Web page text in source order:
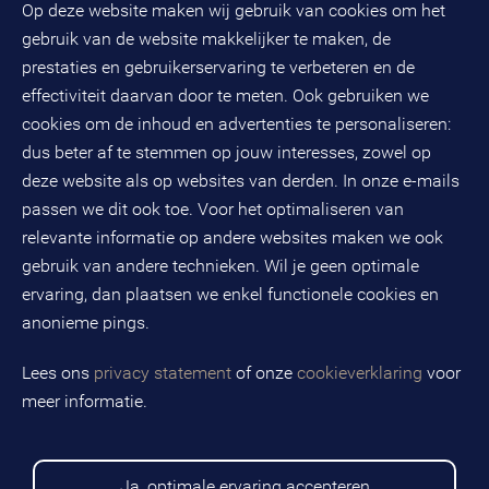
Op deze website maken wij gebruik van cookies om het
gebruik van de website makkelijker te maken, de
prestaties en gebruikerservaring te verbeteren en de
effectiviteit daarvan door te meten. Ook gebruiken we
cookies om de inhoud en advertenties te personaliseren:
dus beter af te stemmen op jouw interesses, zowel op
deze website als op websites van derden. In onze e-mails
passen we dit ook toe. Voor het optimaliseren van
relevante informatie op andere websites maken we ook
gebruik van andere technieken. Wil je geen optimale
ervaring, dan plaatsen we enkel functionele cookies en
anonieme pings.
Lees ons privacy statement of onze cookieverklaring voor
meer informatie.
Evenementen
(033) 496 52 00
Databankweg 26 D
3821 ALAmersfoort
Postbus 490
3800 AL Amersfoort
KvK-nummer: 32078667
BTW-nummer: NL808663598B01
Volg ons op social media
BMC is een geregistreerd handelsmerk van BMC groep B.V.
Copyright © 2026 BMC